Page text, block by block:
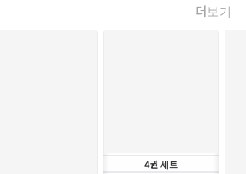
더보기
4권세트